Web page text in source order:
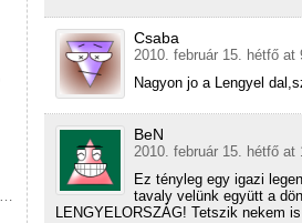
Csaba
2010. február 15. hétfő at
Nagyon jo a Lengyel
BeN
2010. február 15. hétfő at
Ez tényleg egy igazi
tavaly velünk együtt a
LENGYELORSZÁG! Tetszik nekem